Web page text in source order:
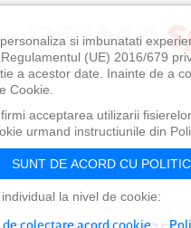
si imbunatati
(UE) 2016/679
a acestor date. Inainte de a
Cookie.
acceptarea utilizarii
urmand instructiunile din
SUNT DE ACORD CU
la nivel de cookie:
colectare acord cookie